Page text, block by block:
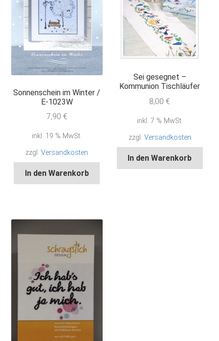
Sonnenschein im Winter /
E-1023W
7,90 €
inkl. 19 % MwSt.
zzgl.Versandkosten
In den Warenkorb
Sei gesegnet –
Kommunion Tischläufer
8,00€
inkl. 7 % MwSt.
zzgl. Versandkosten
In den Warenkorb